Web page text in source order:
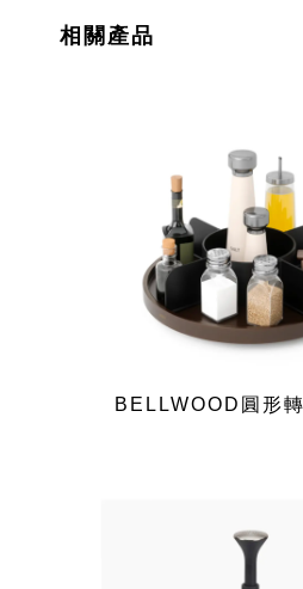
相關產品
BELLWOOD圓形